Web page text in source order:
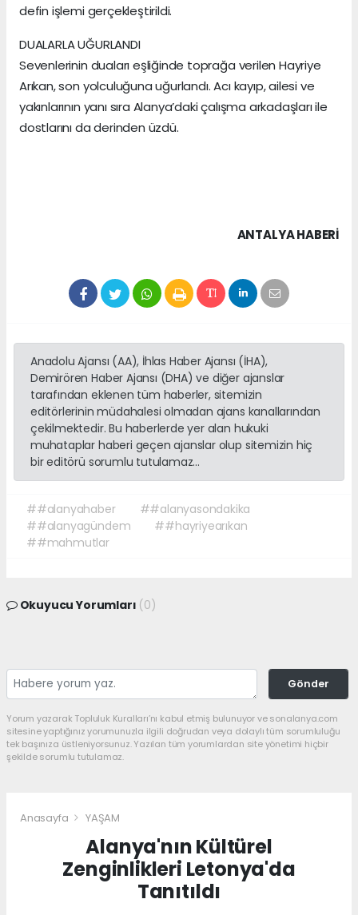
defin işlemi gerçekleştirildi.
DUALARLA UĞURLANDI
Sevenlerinin duaları eşliğinde toprağa verilen Hayriye
Arıkan, son yolculuğuna uğurlandı. Acı kayıp, ailesi ve
yakınlarının yanı sıra Alanya’daki çalışma arkadaşları ile
dostlarını da derinden üzdü.
ANTALYA HABERİ
Anadolu Ajansı (AA), İhlas Haber Ajansı (İHA),
Demirören Haber Ajansı (DHA) ve diğer ajanslar
tarafından eklenen tüm haberler, sitemizin
editörlerinin müdahalesi olmadan ajans kanallarından
çekilmektedir. Bu haberlerde yer alan hukuki
muhataplar haberi geçen ajanslar olup sitemizin hiç
bir editörü sorumlu tutulamaz...
##alanyahaber
##alanyasondakika
##alanyagündem
##hayriyearıkan
##mahmutlar
Okuyucu Yorumları (0)
Gönder
Yorum yazarak Topluluk Kuralları’nı kabul etmiş bulunuyor ve sonalanya.com
sitesine yaptığınız yorumunuzla ilgili doğrudan veya dolaylı tüm sorumluluğu
tek başınıza üstleniyorsunuz. Yazılan tüm yorumlardan site yönetimi hiçbir
şekilde sorumlu tutulamaz.
Anasayfa YAŞAM
Alanya'nın Kültürel
Zenginlikleri Letonya'da
Tanıtıldı